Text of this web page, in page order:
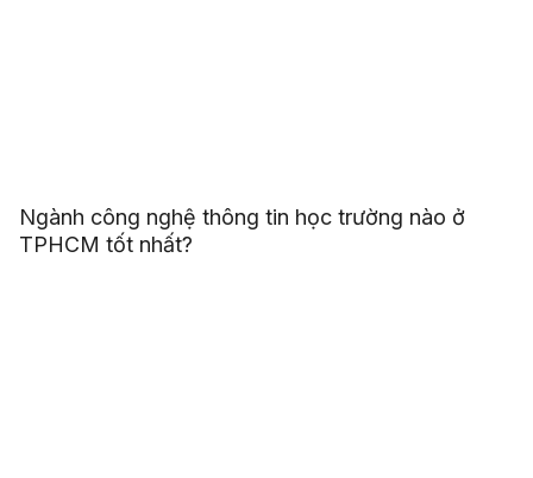
Ngành công nghệ thông tin học trường nào ở
TPHCM tốt nhất?